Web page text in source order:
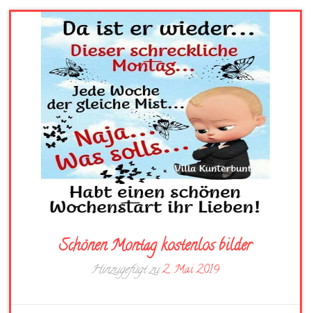
Schönen Montag kostenlos bilder
Hinzugefügt zu2. Mai 2019